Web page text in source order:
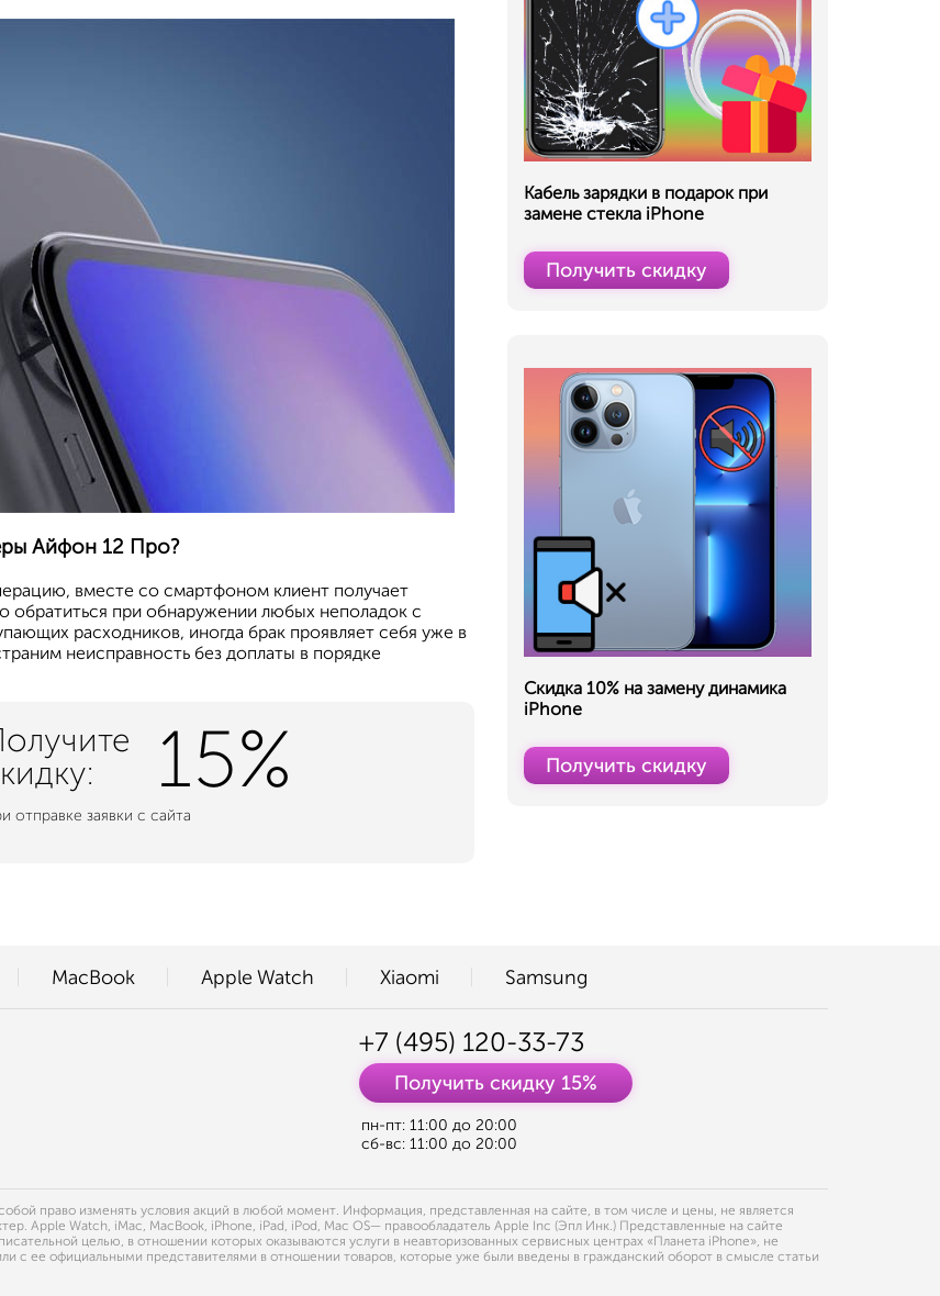
Айфон 12 Про?
вместе со смартфоном клиент получает
при обнаружении любых неполадок с
расходников, иногда брак проявляет себя уже в
неисправность без доплаты в порядке
15%
отправке заявки с сайта
Кабель зарядки в подарок при
замене стекла iPhone
Получить скидку
Скидка 10% на замену динамика
iPhone
Получить скидку
MacBook Apple Watch Xiaomi Samsung
+7 (495) 120-33-73
Получить скидку 15%
пн-пт: 11:00 до 20:00
сб-вс: 11:00 до 20:00
право изменять условия акций в любой момент. Информация, представленная на сайте, в том числе и цены, не является
Apple Watch, iMac, MacBook, iPhone, iPad, iPod, Mac OS— правообладатель Apple Inc (Эпл Инк.) Представленные на сайте
целью, в отношении которых оказываются услуги в неавторизованных сервисных центрах «Планета iPhone», не
с ее официальными представителями в отношении товаров, которые уже были введены в гражданский оборот в смысле статьи